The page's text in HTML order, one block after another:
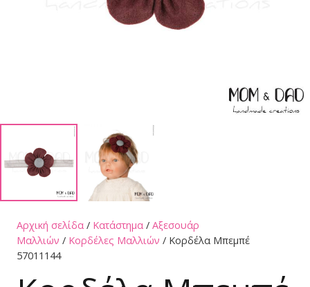
Αρχική σελίδα / Κατάστημα / Αξεσουάρ
Μαλλιών / Κορδέλες Μαλλιών / Κορδέλα Μπεμπέ
57011144